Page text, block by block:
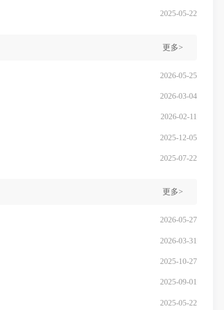
2025-05-22
更多>
2026-05-25
2026-03-04
2026-02-11
2025-12-05
2025-07-22
更多>
2026-05-27
2026-03-31
2025-10-27
2025-09-01
2025-05-22